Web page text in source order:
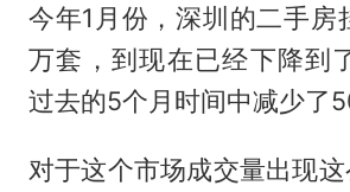
今年1月份，深圳的二手房
万套，到现在已经下降到
过去的5个月时间中减少了
对于这个市场成交量出现